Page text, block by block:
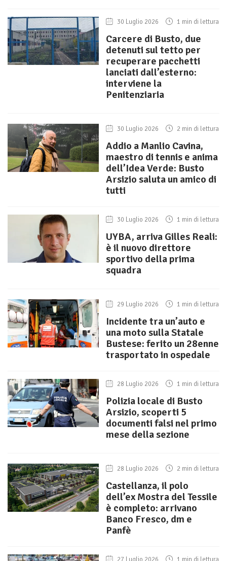
30 Luglio 2026 1 min di lettura
Carcere di Busto, due
detenuti sul tetto per
recuperare pacchetti
lanciati dall’esterno:
interviene la
Penitenziaria
30 Luglio 2026 2 min di lettura
Addio a Manlio Cavina,
maestro di tennis e anima
dell’Idea Verde: Busto
Arsizio saluta un amico di
tutti
30 Luglio 2026 1 min di lettura
UYBA, arriva Gilles Reali:
è il nuovo direttore
sportivo della prima
squadra
29 Luglio 2026 1 min di lettura
Incidente tra un’auto e
una moto sulla Statale
Bustese: ferito un 28enne
trasportato in ospedale
28 Luglio 2026 1 min di lettura
Polizia locale di Busto
Arsizio, scoperti 5
documenti falsi nel primo
mese della sezione
28 Luglio 2026 2 min di lettura
Castellanza, il polo
dell’ex Mostra del Tessile
è completo: arrivano
Banco Fresco, dm e
Panfè